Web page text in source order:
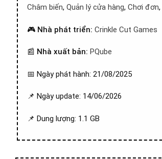
Châm biến, Quản lý cửa hàng, Chơi đơn,
🎮 Nhà phát triển: Crinkle Cut Games
📰 Nhà xuất bản: PQube
📅 Ngày phát hành: 21/08/2025
📌 Ngày update: 14/06/2026
📌 Dung lượng: 1.1 GB